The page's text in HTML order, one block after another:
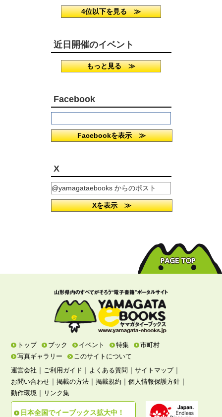
4位以下を見る ≫
近日開催のイベント
もっと見る ≫
Facebook
Facebookを表示 ≫
X
@yamagataebooks からのポスト
Xを表示 ≫
トップ ブック イベント 特集
市町村
写真ギャラリー
このサイトについて
運営会社 ｜ ご利用ガイド ｜ よくある質問 ｜サイトマップ｜
お問い合わせ ｜掲載の方法 ｜掲載規約 ｜個人情報保護方針 ｜
動作環境 ｜ リンク集
日本全国でイーブックス拡大中！